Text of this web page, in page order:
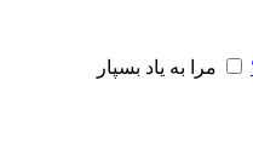
مرا به یاد بسپار